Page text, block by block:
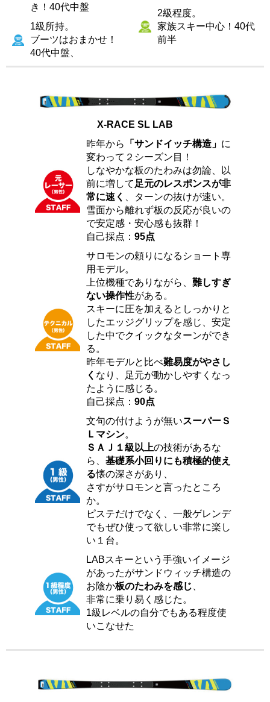
き！40代中盤
1級所持。
ブーツはおまかせ！
40代中盤、
2級程度。
家族スキー中心！40代
前半
X-RACE SL LAB
昨年から
「サンドイッチ構造」 に
変わって２シーズン目！
しなやかな板のたわみは勿論、以
前に増して足元のレスポンスが非
常に速く 、ターンの抜けが速い。
雪面から離れず板の反応が良いの
で安定感・安心感も抜群！
自己採点： 95点
サロモンの頼りになるショート専
用モデル。
上位機種でありながら、 難しすぎ
ない操作性がある。
スキーに圧を加えるとしっかりと
したエッジグリップを感じ、安定
した中でクイックなターンができ
る。
昨年モデルと比べ難易度がやさし
く なり、足元が動かしやすくなっ
たように感じる。
自己採点： 90点
文句の付けようが無いスーパーＳ
Ｌマシン。
ＳＡＪ１級以上の技術があるな
ら、 基礎系小回りにも積極的使え
る懐の深さがあり、
さすがサロモンと言ったところ
か。
ピステだけでなく、一般ゲレンデ
でもぜひ使って欲しい非常に楽し
い１台。
LABスキーという手強いイメージ
があったがサンドウィッチ構造の
お陰か板のたわみを感じ、
非常に乗り易く感じた。
1級レベルの自分でもある程度使
いこなせた